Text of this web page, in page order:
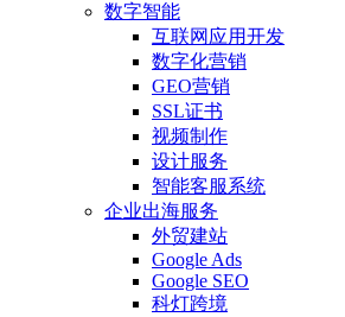
数字智能
互联网应用开发
数字化营销
GEO营销
SSL证书
视频制作
设计服务
智能客服系统
企业出海服务
外贸建站
Google Ads
Google SEO
科灯跨境